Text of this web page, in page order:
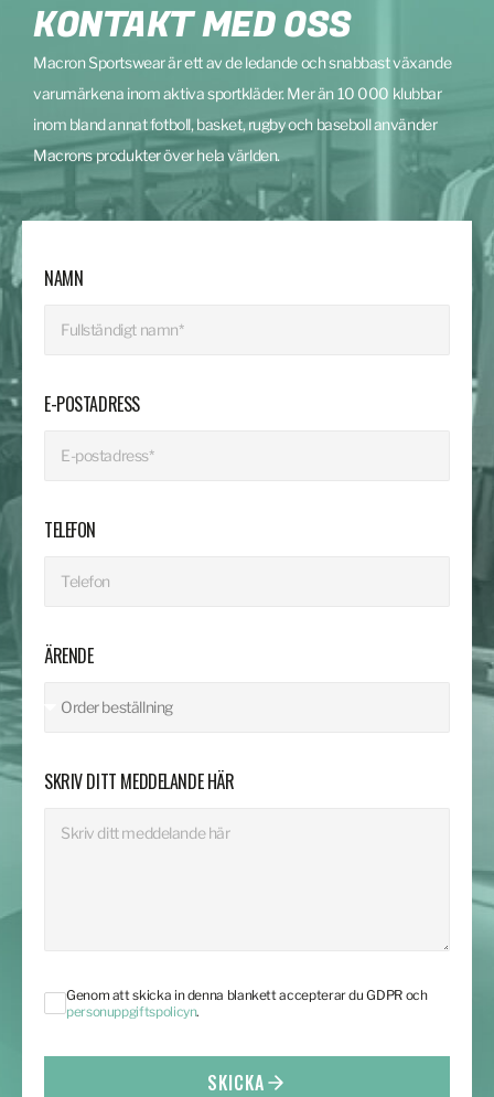
KONTAKT MED OSS
Macron Sportswear är ett av de ledande och snabbast växande
varumärkena inom aktiva sportkläder. Mer än 10 000 klubbar
inom bland annat fotboll, basket, rugby och baseboll använder
Macrons produkter över hela världen.
NAMN
E-POSTADRESS
TELEFON
ÄRENDE
SKRIV DITT MEDDELANDE HÄR
Genom att skicka in denna blankett accepterar du GDPR och
personuppgiftspolicyn.
SKICKA